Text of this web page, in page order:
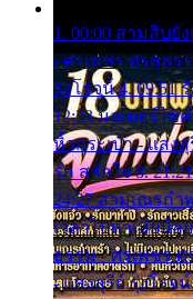
1. 00:00 สามสิบยั
- ศรเพชร ศรสุพร
รุ่งโรจน์ 4. 09:51
12:23 มอเตอร์ไซ
หิ้วกระเป๋า - แสงสุ
รัก สลักใจ 8.
24:27 สามเณรกำ
เวลาไปหาเมียน้อ
ธรรม - ศรเพชร
- แสงสุรีย์ รุ่งโรจ